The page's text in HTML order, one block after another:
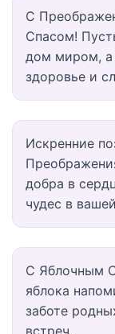
С
Спасом!
дом миром, а
здоровье и
Искренние
добра в
чудес в
С Яблочным
яблока
заботе